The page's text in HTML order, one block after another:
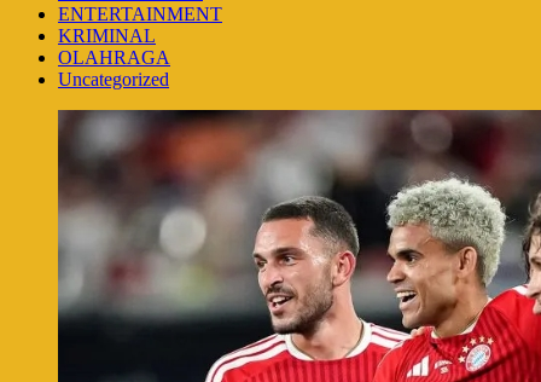
ENTERTAINMENT
KRIMINAL
OLAHRAGA
Uncategorized